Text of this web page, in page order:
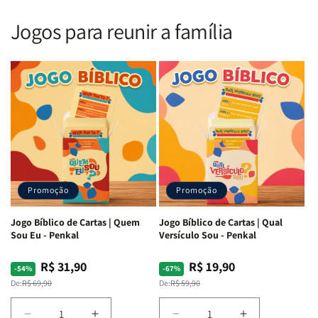
Almeida
Letra
Média
Full
Color
Brochura
Rei
Leão
Almeida
Letra
Média
&amp;
Full
Color
|
Brochura
|
Rei
Leão
PPM
|
|
Full
Color
Capa
Dura
Harpa
|
-
Cruz
Laranja
|
Full
Color
|
Capa
Dura
Harpa
|
-
Cruz
Laranja
Jogos para reunir a família
Promoção
Jogo Bíblico de Cartas | Quem
Sou Eu - Penkal
-54%
Preço
normal
De:R$ 69,90
Preço
promocional
R$ 31,90
Promoção
Jogo Bíblico de Cartas | Qual
Versículo Sou - Penkal
-67%
Preço
normal
De:R$ 59,90
Preço
promocional
R$ 19,90